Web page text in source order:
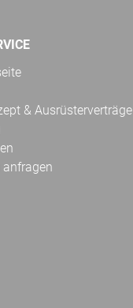
& Ausrüsterverträge